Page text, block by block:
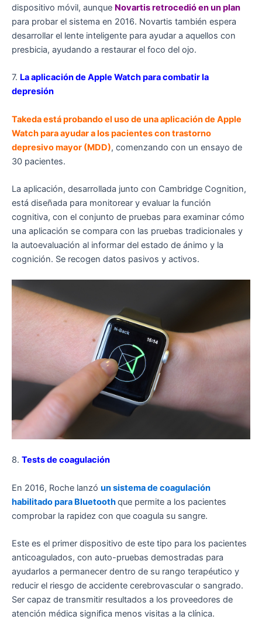
dispositivo móvil, aunque Novartis retrocedió en un plan
para probar el sistema en 2016. Novartis también espera
desarrollar el lente inteligente para ayudar a aquellos con
presbicia, ayudando a restaurar el foco del ojo.
7. La aplicación de Apple Watch para combatir la
depresión
Takeda está probando el uso de una aplicación de Apple
Watch para ayudar a los pacientes con trastorno
depresivo mayor (MDD), comenzando con un ensayo de
30 pacientes.
La aplicación, desarrollada junto con Cambridge Cognition,
está diseñada para monitorear y evaluar la función
cognitiva, con el conjunto de pruebas para examinar cómo
una aplicación se compara con las pruebas tradicionales y
la autoevaluación al informar del estado de ánimo y la
cognición. Se recogen datos pasivos y activos.
8. Tests de coagulación
En 2016, Roche lanzó un sistema de coagulación
habilitado para Bluetoothque permite a los pacientes
comprobar la rapidez con que coagula su sangre.
Este es el primer dispositivo de este tipo para los pacientes
anticoagulados, con auto-pruebas demostradas para
ayudarlos a permanecer dentro de su rango terapéutico y
reducir el riesgo de accidente cerebrovascular o sangrado.
Ser capaz de transmitir resultados a los proveedores de
atención médica significa menos visitas a la clínica.